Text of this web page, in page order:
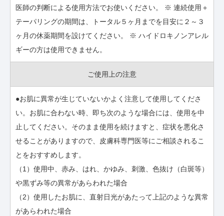
医師の判断による使用方法でお使いください。 ※ 連続使用＋
テーパリングの期間は、トータル５ヶ月までを目安に２～３
ヶ月の休薬期間を設けてください。 ※ ハイドロキノンアレル
ギーの方は使用できません。
ご使用上の注意
●お肌に異常が生じていないかよく注意して使用してくださ
い。お肌に合わない時、即ち次のような場合には、使用を中
止してください。そのまま使用を続けますと、症状を悪化さ
せることがありますので、皮膚科専門医等にご相談されるこ
とをおすすめします。
（1）使用中、赤み、はれ、かゆみ、刺激、色抜け（白斑等）
や黒ずみ等の異常があらわれた場合
（2）使用したお肌に、直射日光があたって上記のような異常
があらわれた場合